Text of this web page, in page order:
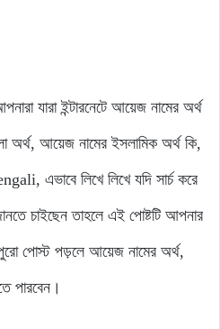
যারা ইন্টারনেটে আয়েজ নামের অর্থ
অর্থ, আয়েজ নামের ইসলামিক অর্থ কি,
এভাবে লিখে লিখে যদি সার্চ করে
চাইছেন তাহলে এই পোষ্টটি আপনার
পোস্ট পড়লে আয়েজ নামের অর্থ,
পারবেন।